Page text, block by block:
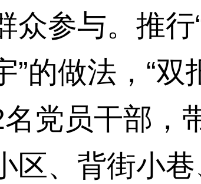
参与。推行
的做法，“双
党员干部，
区、背街小